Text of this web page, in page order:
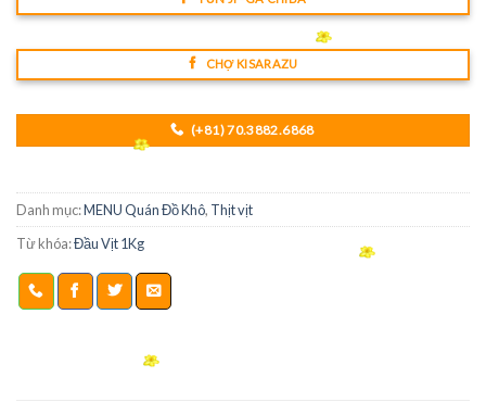
CHỢ KISARAZU
(+81) 70.3882.6868
Danh mục:MENU Quán Đồ Khô, Thịt vịt
Từ khóa:Đầu Vịt 1Kg